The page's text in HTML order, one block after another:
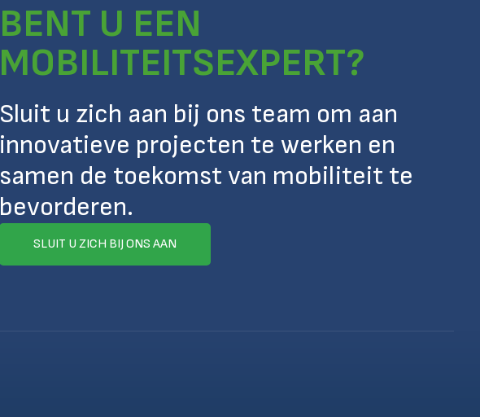
BENT U EEN
MOBILITEITSEXPERT?
Sluit u zich aan bij ons team om aan
innovatieve projecten te werken en
samen de toekomst van mobiliteit te
bevorderen.
SLUIT U ZICH BIJ ONS AAN